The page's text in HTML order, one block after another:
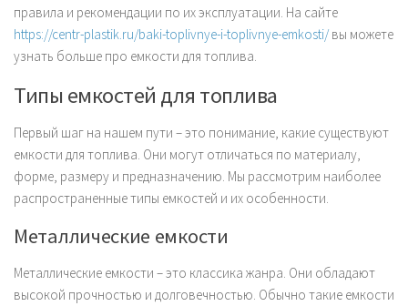
правила и рекомендации по их эксплуатации. На сайте
https://centr-plastik.ru/baki-toplivnye-i-toplivnye-emkosti/ вы можете
узнать больше про емкости для топлива.
Типы емкостей для топлива
Первый шаг на нашем пути – это понимание, какие существуют
емкости для топлива. Они могут отличаться по материалу,
форме, размеру и предназначению. Мы рассмотрим наиболее
распространенные типы емкостей и их особенности.
Металлические емкости
Металлические емкости – это классика жанра. Они обладают
высокой прочностью и долговечностью. Обычно такие емкости